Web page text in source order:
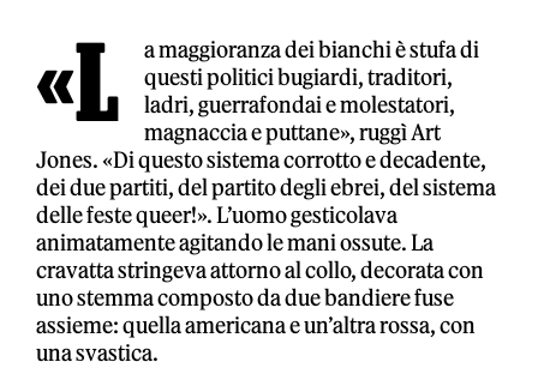
«L
a maggioranza dei bianchi è stufa di
questi politici bugiardi, traditori,
ladri, guerrafondai e molestatori,
magnaccia e puttane», ruggì Art
Jones. «Di questo sistema corrotto e decadente,
dei due partiti, del partito degli ebrei, del sistema
delle feste queer!». L’uomo gesticolava
animatamente agitando le mani ossute. La
cravatta stringeva attorno al collo, decorata con
uno stemma composto da due bandiere fuse
assieme: quella americana e un’altra rossa, con
una svastica.